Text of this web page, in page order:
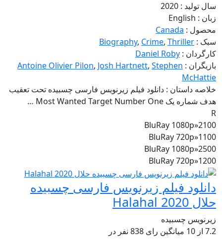
سال تولید : 2020
زبان : English
محصول : Canada
سبک :
Biography, Crime, Thriller
کارگردان : Daniel Roby
بازیگران :
Antoine Olivier Pilon, Josh Hartnett, Stephen
McHattie
خلاصه داستان : دانلود فیلم زیرنویس فارسی چسبیده تحت تعقیب
هدف شماره یک Most Wanted Target Number One …
R
BluRay 1080p»2100
BluRay 720p»1100
BluRay 1080p»2500
BluRay 720p»1200
دانلود فیلم زیرنویس فارسی چسبیده
حلال Halahal 2020
زیرنویس چسبیده
7.2 از 10 میانگین رای 838 نفر در